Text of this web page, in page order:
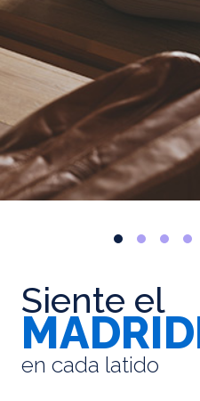
Siente el
en cada latido